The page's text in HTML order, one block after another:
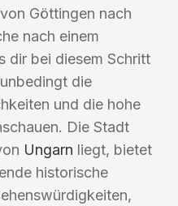
Göttingen nach
nach einem
dir bei diesem Schritt
die
und die hohe
Die Stadt
Ungarn liegt, bietet
historische